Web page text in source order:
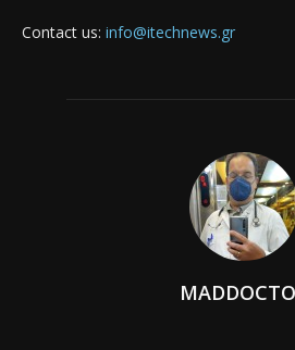
Contact us: info@itechnews.gr